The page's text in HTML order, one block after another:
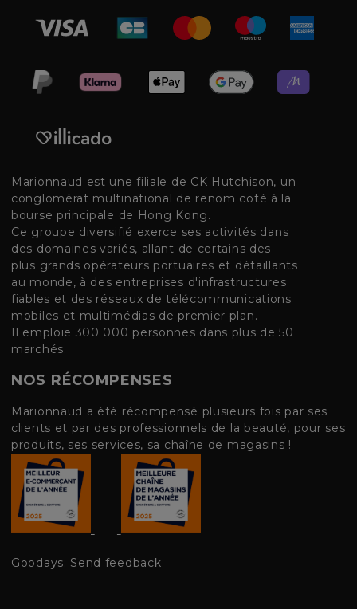
Marionnaud est une filiale de CK Hutchison, un
conglomérat multinational de renom coté à la
bourse principale de Hong Kong.
Ce groupe diversifié exerce ses activités dans
des domaines variés, allant de certains des
plus grands opérateurs portuaires et détaillants
au monde, à des entreprises d'infrastructures
fiables et des réseaux de télécommunications
mobiles et multimédias de premier plan.
Il emploie 300 000 personnes dans plus de 50
marchés.
NOS RÉCOMPENSES
Marionnaud a été récompensé plusieurs fois par ses
clients et par des professionnels de la beauté, pour ses
produits, ses services, sa chaîne de magasins !
Goodays: Send feedback